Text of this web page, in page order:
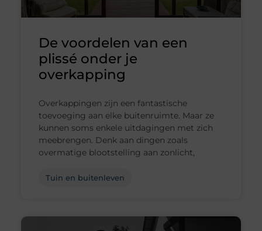
De voordelen van een
plissé onder je
overkapping
Overkappingen zijn een fantastische
toevoeging aan elke buitenruimte. Maar ze
kunnen soms enkele uitdagingen met zich
meebrengen. Denk aan dingen zoals
overmatige blootstelling aan zonlicht,
Tuin en buitenleven